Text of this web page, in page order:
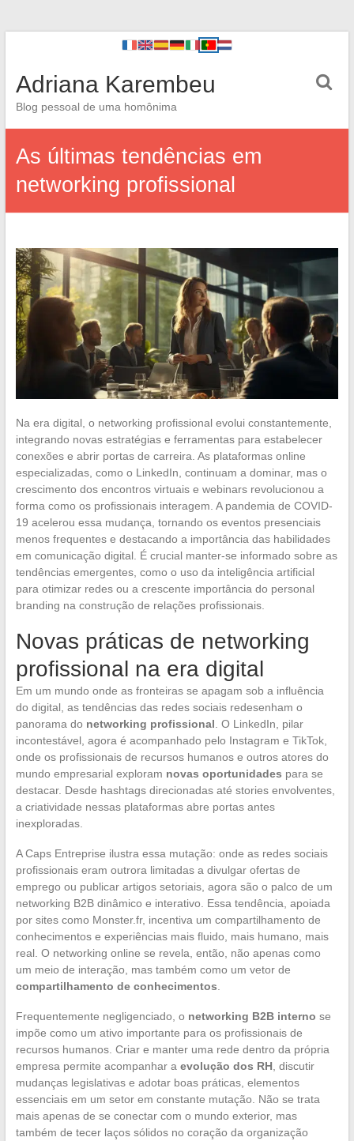
Adriana Karembeu
Blog pessoal de uma homônima
As últimas tendências em
networking profissional
Na era digital, o networking profissional evolui constantemente,
integrando novas estratégias e ferramentas para estabelecer
conexões e abrir portas de carreira. As plataformas online
especializadas, como o LinkedIn, continuam a dominar, mas o
crescimento dos encontros virtuais e webinars revolucionou a
forma como os profissionais interagem. A pandemia de COVID-
19 acelerou essa mudança, tornando os eventos presenciais
menos frequentes e destacando a importância das habilidades
em comunicação digital. É crucial manter-se informado sobre as
tendências emergentes, como o uso da inteligência artificial
para otimizar redes ou a crescente importância do personal
branding na construção de relações profissionais.
Novas práticas de networking
profissional na era digital
Em um mundo onde as fronteiras se apagam sob a influência
do digital, as tendências das redes sociais redesenham o
panorama do networking profissional . O LinkedIn, pilar
incontestável, agora é acompanhado pelo Instagram e TikTok,
onde os profissionais de recursos humanos e outros atores do
mundo empresarial exploram novas oportunidades para se
destacar. Desde hashtags direcionadas até stories envolventes,
a criatividade nessas plataformas abre portas antes
inexploradas.
A Caps Entreprise ilustra essa mutação: onde as redes sociais
profissionais eram outrora limitadas a divulgar ofertas de
emprego ou publicar artigos setoriais, agora são o palco de um
networking B2B dinâmico e interativo. Essa tendência, apoiada
por sites como Monster.fr, incentiva um compartilhamento de
conhecimentos e experiências mais fluido, mais humano, mais
real. O networking online se revela, então, não apenas como
um meio de interação, mas também como um vetor de
compartilhamento de conhecimentos
Frequentemente negligenciado, o networking B2B interno se
impõe como um ativo importante para os profissionais de
recursos humanos. Criar e manter uma rede dentro da própria
empresa permite acompanhar a evolução dos RH, discutir
mudanças legislativas e adotar boas práticas, elementos
essenciais em um setor em constante mutação. Não se trata
mais apenas de se conectar com o mundo exterior, mas
também de tecer laços sólidos no coração da organização